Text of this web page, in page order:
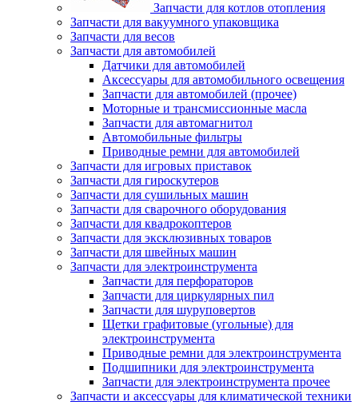
Запчасти для котлов отопления
Запчасти для вакуумного упаковщика
Запчасти для весов
Запчасти для автомобилей
Датчики для автомобилей
Аксессуары для автомобильного освещения
Запчасти для автомобилей (прочее)
Моторные и трансмиссионные масла
Запчасти для автомагнитол
Автомобильные фильтры
Приводные ремни для автомобилей
Запчасти для игровых приставок
Запчасти для гироскутеров
Запчасти для сушильных машин
Запчасти для сварочного оборудования
Запчасти для квадрокоптеров
Запчасти для эксклюзивных товаров
Запчасти для швейных машин
Запчасти для электроинструмента
Запчасти для перфораторов
Запчасти для циркулярных пил
Запчасти для шуруповертов
Щетки графитовые (угольные) для
электроинструмента
Приводные ремни для электроинструмента
Подшипники для электроинструмента
Запчасти для электроинструмента прочее
Запчасти и аксессуары для климатической техники